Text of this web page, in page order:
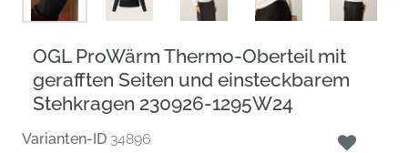
OGL ProWärm Thermo-Oberteil mit
gerafften Seiten und einsteckbarem
Stehkragen 230926-1295W24
Varianten-ID 34896